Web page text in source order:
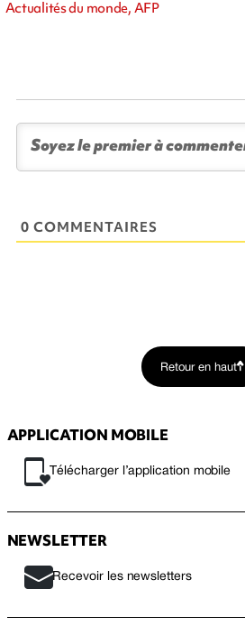
Actualités du monde, AFP
0 COMMENTAIRES
Retour en haut
APPLICATION MOBILE
Télécharger l’application mobile
NEWSLETTER
Recevoir les newsletters